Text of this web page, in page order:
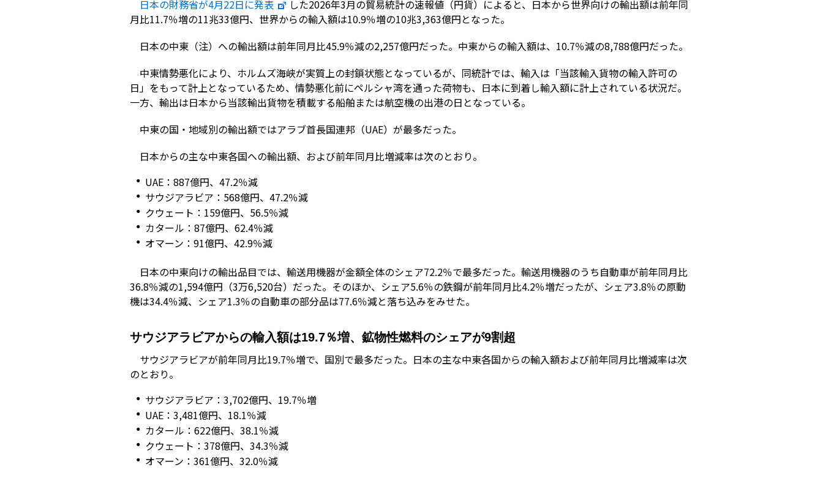
日本の財務省が4月22日に発表
した2026年3月の貿易統計の速報値（円貨）によると、日本から世界向けの輸出額は前年同
月比11.7％増の11兆33億円、世界からの輸入額は10.9％増の10兆3,363億円となった。
日本の中東（注）への輸出額は前年同月比45.9％減の2,257億円だった。中東からの輸入額は、10.7％減の8,788億円だった。
中東情勢悪化により、ホルムズ海峡が実質上の封鎖状態となっているが、同統計では、輸入は「当該輸入貨物の輸入許可の
日」をもって計上となっているため、情勢悪化前にペルシャ湾を通った荷物も、日本に到着し輸入額に計上されている状況だ。
一方、輸出は日本から当該輸出貨物を積載する船舶または航空機の出港の日となっている。
中東の国・地域別の輸出額ではアラブ首長国連邦（UAE）が最多だった。
日本からの主な中東各国への輸出額、および前年同月比増減率は次のとおり。
UAE：887億円、47.2％減
サウジアラビア：568億円、47.2％減
クウェート：159億円、56.5％減
カタール：87億円、62.4％減
オマーン：91億円、42.9％減
日本の中東向けの輸出品目では、輸送用機器が金額全体のシェア72.2％で最多だった。輸送用機器のうち自動車が前年同月比
36.8％減の1,594億円（3万6,520台）だった。そのほか、シェア5.6％の鉄鋼が前年同月比4.2％増だったが、シェア3.8％の原動
機は34.4％減、シェア1.3％の自動車の部分品は77.6％減と落ち込みをみせた。
サウジアラビアからの輸入額は19.7％増、鉱物性燃料のシェアが9割超
サウジアラビアが前年同月比19.7％増で、国別で最多だった。日本の主な中東各国からの輸入額および前年同月比増減率は次
のとおり。
サウジアラビア：3,702億円、19.7％増
UAE：3,481億円、18.1％減
カタール：622億円、38.1％減
クウェート：378億円、34.3％減
オマーン：361億円、32.0％減